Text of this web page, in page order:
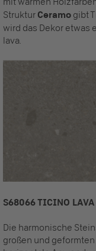
Struktur Ceramo gibt
wird das Dekor etwas
lava.
S68066 TICINO LAVA
Die harmonische
großen und